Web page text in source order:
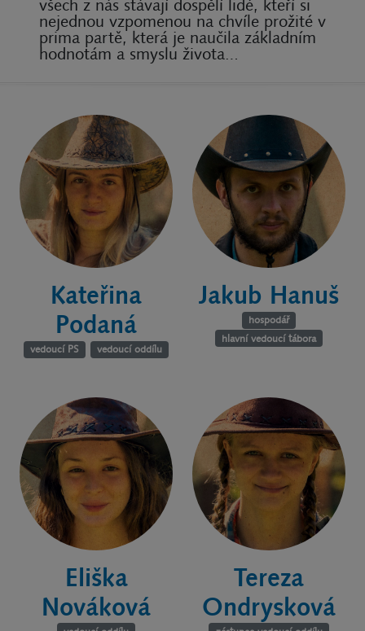
všech z nás stávají dospělí lidé, kteří si
nejednou vzpomenou na chvíle prožité v
prima partě, která je naučila základním
hodnotám a smyslu života…
Kateřina
Podaná
vedoucí PS vedoucí oddílu
Jakub Hanuš
hospodář
hlavní vedoucí tábora
Eliška
Nováková
Tereza
Ondrysková